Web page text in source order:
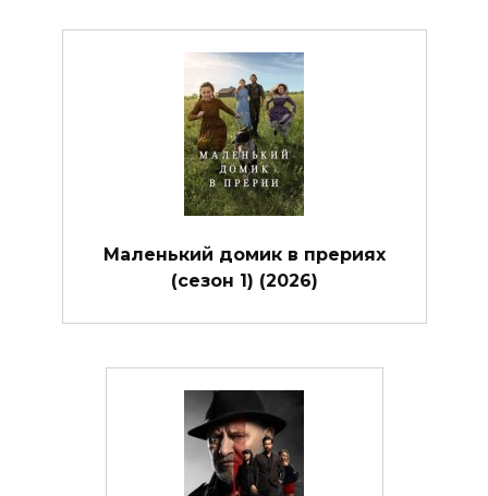
Маленький домик в прериях
(сезон 1) (2026)